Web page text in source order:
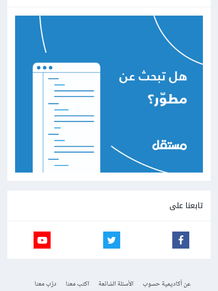
تابعنا على
عن أكاديمية حسوب الأسئلة الشائعة اكتب معنا
درّب معنا